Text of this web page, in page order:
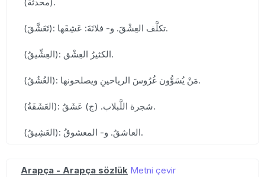
(تَعَشَّقَ): تكلَّف العِشْقَ. و- فلانَةَ: عَشِقَها.
(العِشِّيقُ): الكثيرُ العِشْق.
(العُشُقُ): مَنْ يُسَوُّون غُرُوسَ الرياحينِ ويصلحونها.
(العَشَقَةُ): شجرة اللَّبلاب. (ج) عَشَقٌ.
(العَشِيقُ): العاشقُ. و- المعشوقُ.
Arapça - Arapça sözlük Metni çevir